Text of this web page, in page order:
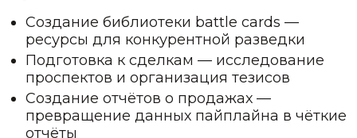
Создание библиотеки battle cards —
ресурсы для конкурентной разведки
Подготовка к сделкам — исследование
проспектов и организация тезисов
Создание отчётов о продажах —
превращение данных пайплайна в чёткие
отчёты